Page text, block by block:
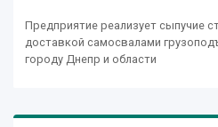
Предприятие реализует сыпучие
доставкой самосвалами
городу Днепр и области